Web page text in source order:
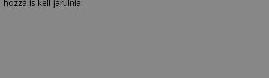
hozzá is kell járulnia.